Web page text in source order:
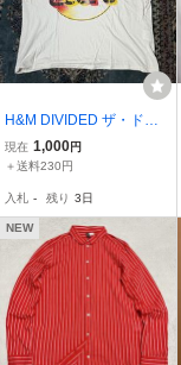
H&M DIVIDED ザ・ドア
ーズ（The Doors）オー
バーサイズ バンドTシャ
現在 1,000円
＋送料230円
入札 - 残り 3日
NEW